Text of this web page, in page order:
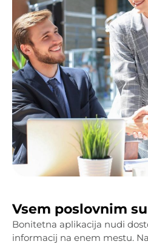
Vsem poslovnim
Bonitetna aplikacija nudi
informacij na enem mestu.